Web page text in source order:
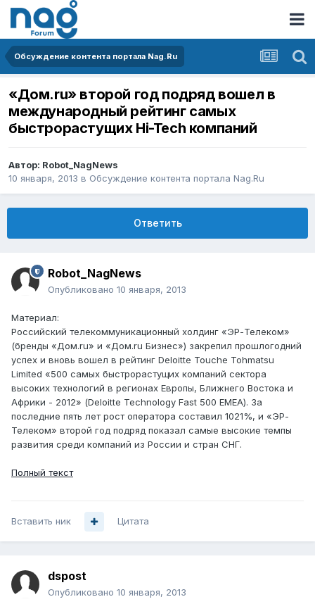
Обсуждение контента портала Nag.Ru
«Дом.ru» второй год подряд вошел в
международный рейтинг самых
быстрорастущих Hi-Tech компаний
Автор: Robot_NagNews
10 января, 2013 в Обсуждение контента портала Nag.Ru
Ответить
Robot_NagNews
Опубликовано 10 января, 2013
Материал:
Российский телекоммуникационный холдинг «ЭР-Телеком»
(бренды «Дом.ru» и «Дом.ru Бизнес») закрепил прошлогодний
успех и вновь вошел в рейтинг Deloitte Touche Tohmatsu
Limited «500 самых быстрорастущих компаний сектора
высоких технологий в регионах Европы, Ближнего Востока и
Африки - 2012» (Deloitte Technology Fast 500 EMEA). За
последние пять лет рост оператора составил 1021%, и «ЭР-
Телеком» второй год подряд показал самые высокие темпы
развития среди компаний из России и стран СНГ.
Полный текст
Вставить ник Цитата
dspost
Опубликовано 10 января, 2013